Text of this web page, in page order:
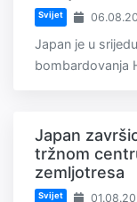
Svijet
Japan je u
bombardovanja
Japan
tržnom
zemljotresa
Svijet